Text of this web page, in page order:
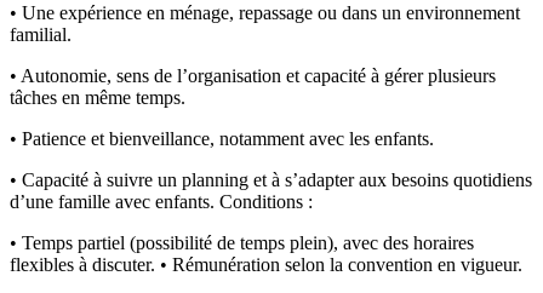
• Une expérience en ménage, repassage ou dans un environnement
familial.
• Autonomie, sens de l’organisation et capacité à gérer plusieurs
tâches en même temps.
• Patience et bienveillance, notamment avec les enfants.
• Capacité à suivre un planning et à s’adapter aux besoins quotidiens
d’une famille avec enfants. Conditions :
• Temps partiel (possibilité de temps plein), avec des horaires
flexibles à discuter. • Rémunération selon la convention en vigueur.